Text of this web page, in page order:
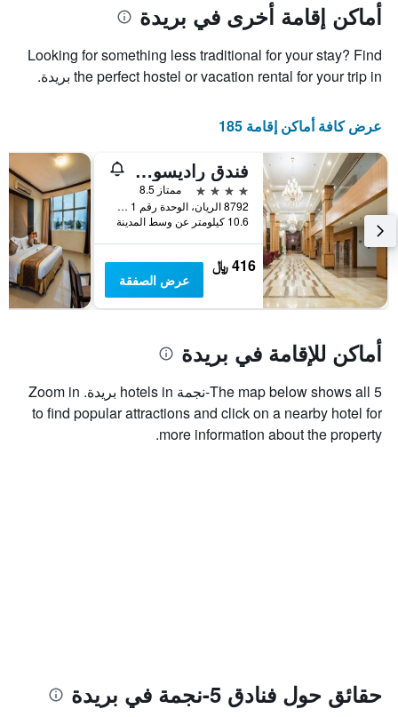
أماكن إقامة أخرى في بريدة
Looking for something less traditional for your stay? Find
the perfect hostel or vacation rental for your trip in بريدة.
عرض كافة أماكن إقامة 185
فندق راديسون بلو، بريدة
4 نجوم
ممتاز 8.5
8792 الريان، الوحدة رقم 1 شارع الإمام بخاري, بريدة, المملكة العربية السعودية
10.6 كيلومتر عن وسط المدينة
416 ﷼
عرض الصفقة
أماكن للإقامة في بريدة
The map below shows all 5-نجمة hotels in بريدة. Zoom in
to find popular attractions and click on a nearby hotel for
more information about the property.
حقائق حول فنادق 5-نجمة في بريدة